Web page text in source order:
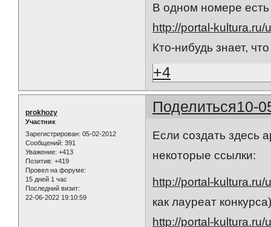
В одном номере есть
http://portal-
Кто-нибудь знает,
+4
Поделиться10-
prokhozy
Участник
Зарегистрирован: 05-02-2012
Сообщений: 391
Уважение: +413
Позитив: +419
Провел на форуме:
15 дней 1 час
Последний визит:
22-06-2022 19:10:59
Если создать здесь
некоторые ссылки:
http://portal-
как лауреат
http://portal-